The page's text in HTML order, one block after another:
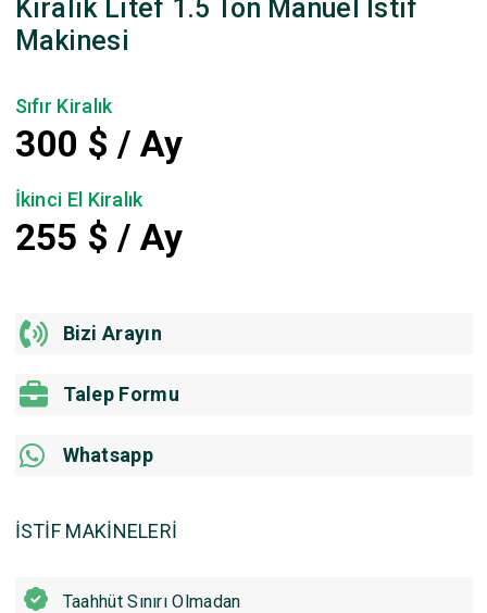
Kiralık Litef 1.5 Ton Manuel İstif
Makinesi
Sıfır Kiralık
300 $ / Ay
İkinci El Kiralık
255 $ / Ay
Bizi Arayın
Talep Formu
Whatsapp
İSTİF MAKİNELERİ
Taahhüt Sınırı Olmadan